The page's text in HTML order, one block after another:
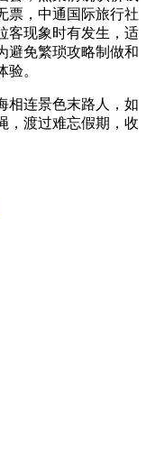
票，中通国际旅行社
客现象时有发生，适
避免繁琐攻略制做和
。
连景色末路人，如
，渡过难忘假期，收